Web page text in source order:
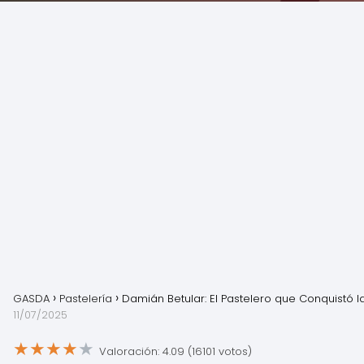
GASDA Pastelería
Damián Betular: El Pastelero que Conquistó
11/07/2025
★★★★★ Valoración: 4.09 (16101 votos)